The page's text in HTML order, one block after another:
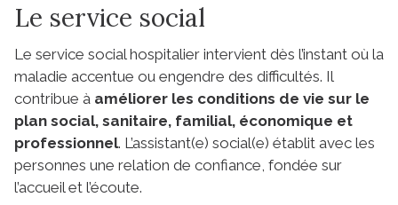
Le service social
Le service social hospitalier intervient dès l’instant où la
maladie accentue ou engendre des difficultés. Il
contribue à améliorer les conditions de vie sur le
plan social, sanitaire, familial, économique et
professionnel. L’assistant(e) social(e) établit avec les
personnes une relation de confiance, fondée sur
l’accueil et l’écoute.